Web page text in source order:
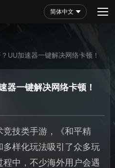
简体中文
UU加速器一键解决网络卡顿！
器一键解决网络卡顿！
技类手游，《和平精
样化玩法吸引了众多玩
中，不少海外用户会遇